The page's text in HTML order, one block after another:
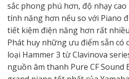
sắc phong phú hơn, độ nhạy
tính năng hơn nếu so với Piano
tiết kiệm điện năng hơn rất
Phát huy những ưu điểm sẵn có
loại Hammer 3 từ Clavinova
nguồn âm thanh Pure CF Sound